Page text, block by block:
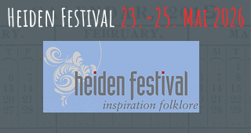
​​​​​​​Heiden Festival 23.-25. Mai 2026